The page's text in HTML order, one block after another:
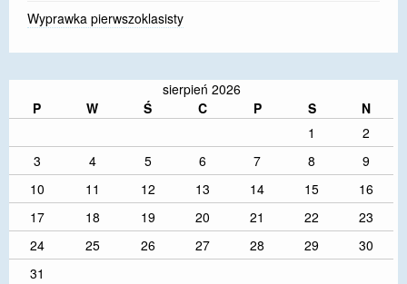
Wyprawka pierwszoklasisty
sierpień 2026
P
W Ś C P S
N
1
2
3
4 5 6 7 8
9
10
11 12 13 14 15
16
17
18 19 20 21 22
23
24
25 26 27 28 29
30
31